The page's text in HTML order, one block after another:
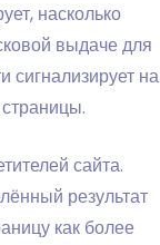
насколько
выдаче для
сигнализирует на
сайта.
результат
как более